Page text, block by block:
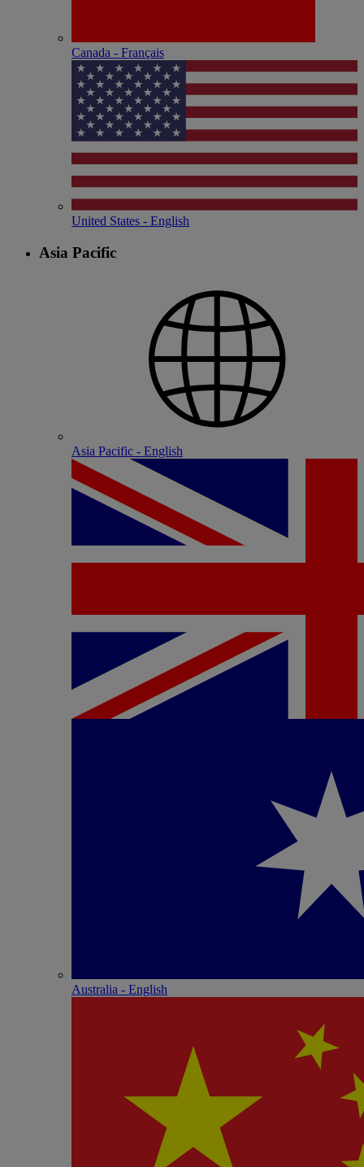
Canada - Français
United States - English
Asia Pacific
Asia Pacific - English
Australia - English